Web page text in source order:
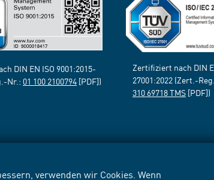
verwenden wir Cookies. Wenn
DIN EN ISO 9001:2015-
Nr.: 01 100 2100794 [PDF])
Zertifiziert nach DIN
27001:2022 (Zert.-
310 69718 TMS [PDF])